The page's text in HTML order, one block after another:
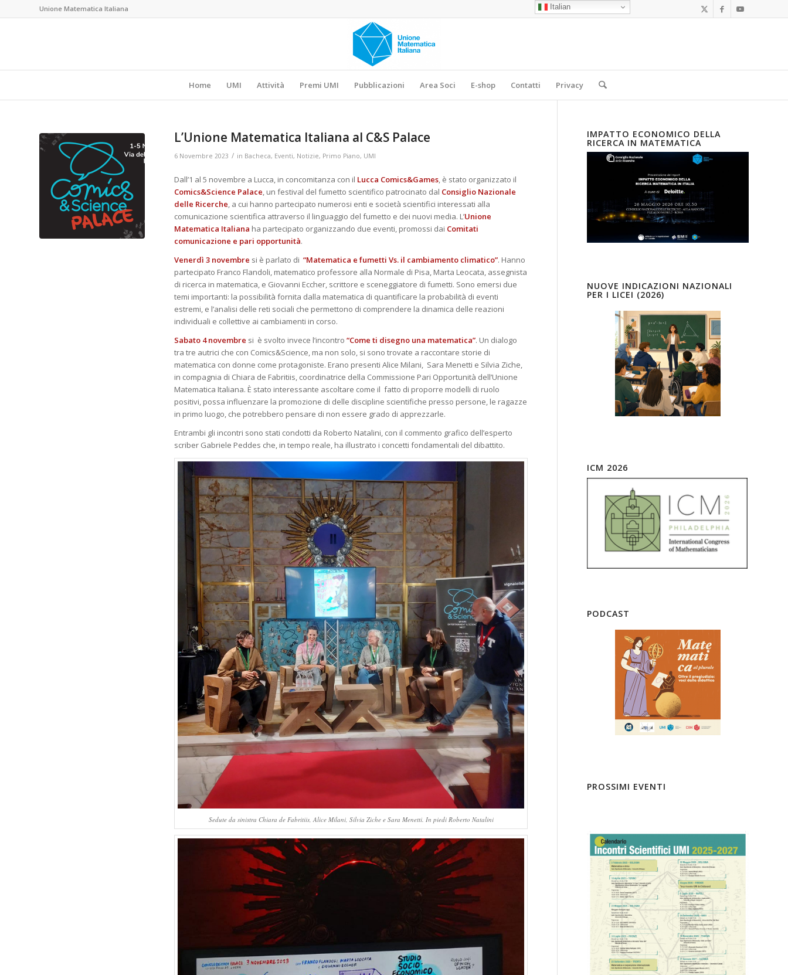
Unione Matematica Italiana
Home UMI Attività Premi UMI Pubblicazioni Area Soci E-shop Contatti Privacy
L’Unione Matematica Italiana al C&S Palace
6 Novembre 2023 / in Bacheca, Eventi, Notizie, Primo Piano, UMI
Dall’1 al 5 novembre a Lucca, in concomitanza con il Lucca Comics&Games, è stato organizzato il
Comics&Science Palace, un festival del fumetto scientifico patrocinato dal Consiglio Nazionale
delle Ricerche, a cui hanno partecipato numerosi enti e società scientifici interessati alla
comunicazione scientifica attraverso il linguaggio del fumetto e dei nuovi media. L’Unione
Matematica Italiana ha partecipato organizzando due eventi, promossi dai Comitati
comunicazione e pari opportunità.
Venerdì 3 novembre si è parlato di “Matematica e fumetti Vs. il cambiamento climatico”. Hanno
partecipato Franco Flandoli, matematico professore alla Normale di Pisa, Marta Leocata, assegnista
di ricerca in matematica, e Giovanni Eccher, scrittore e sceneggiatore di fumetti. Sono emersi due
temi importanti: la possibilità fornita dalla matematica di quantificare la probabilità di eventi
estremi, e l’analisi delle reti sociali che permettono di comprendere la dinamica delle reazioni
individuali e collettive ai cambiamenti in corso.
Sabato 4 novembre si è svolto invece l’incontro “Come ti disegno una matematica”. Un dialogo
tra tre autrici che con Comics&Science, ma non solo, si sono trovate a raccontare storie di
matematica con donne come protagoniste. Erano presenti Alice Milani, Sara Menetti e Silvia Ziche,
in compagnia di Chiara de Fabritiis, coordinatrice della Commissione Pari Opportunità dell’Unione
Matematica Italiana. È stato interessante ascoltare come il fatto di proporre modelli di ruolo
positivi, possa influenzare la promozione di delle discipline scientifiche presso persone, le ragazze
in primo luogo, che potrebbero pensare di non essere grado di apprezzarle.
Entrambi gli incontri sono stati condotti da Roberto Natalini, con il commento grafico dell’esperto
scriber Gabriele Peddes che, in tempo reale, ha illustrato i concetti fondamentali del dibattito.
Sedute da sinistra Chiara de Fabritiis, Alice Milani, Silvia Ziche e Sara Menetti. In piedi Roberto Natalini
IMPATTO ECONOMICO DELLA
RICERCA IN MATEMATICA
NUOVE INDICAZIONI NAZIONALI
PER I LICEI (2026)
ICM 2026
PODCAST
PROSSIMI EVENTI
Italian